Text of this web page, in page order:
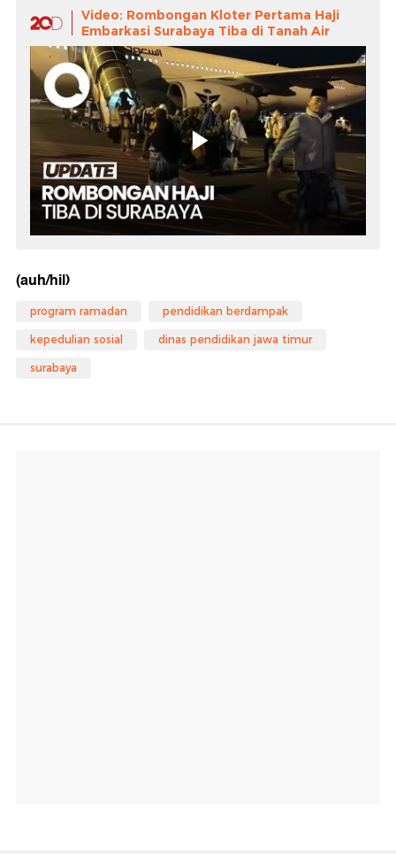
Video: Rombongan Kloter Pertama Haji
Embarkasi Surabaya Tiba di Tanah Air
(auh/hil)
program ramadan pendidikan berdampak
kepedulian sosial dinas pendidikan jawa timur
surabaya